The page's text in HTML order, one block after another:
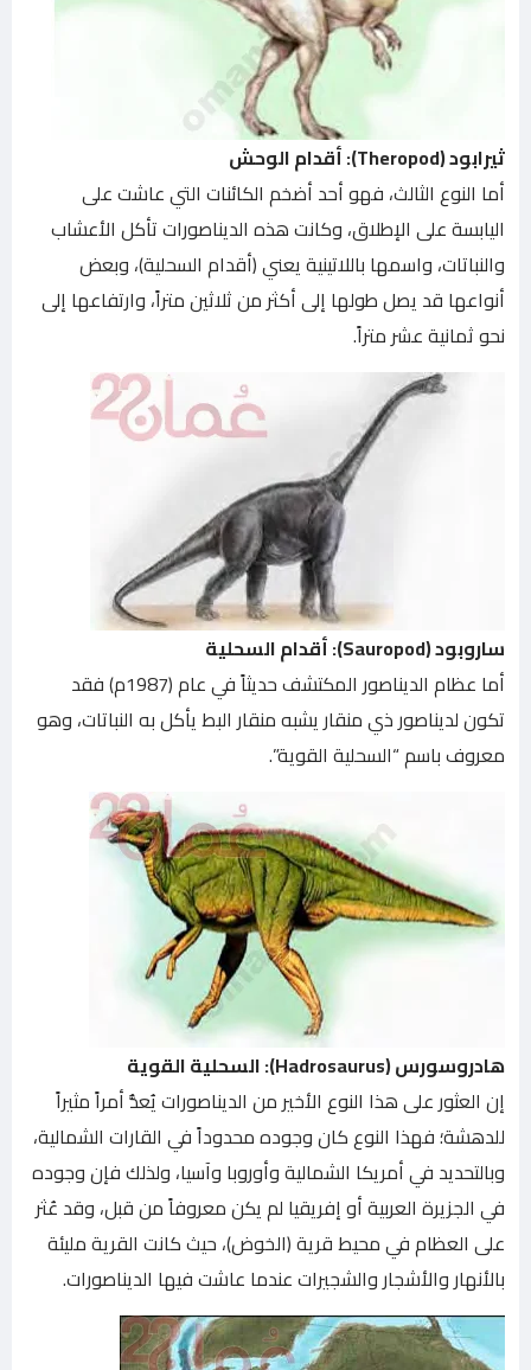
ثيرابود (Theropod): أقدام الوحش
أما النوع الثالث، فهو أحد أضخم الكائنات التي عاشت على
اليابسة على الإطلاق، وكانت هذه الديناصورات تأكل الأعشاب
والنباتات، واسمها باللاتينية يعني (أقدام السحلية)، وبعض
أنواعها قد يصل طولها إلى أكثر من ثلاثين متراً، وارتفاعها إلى
نحو ثمانية عشر متراً.
ساروبود (Sauropod): أقدام السحلية
أما عظام الديناصور المكتشف حديثاً في عام (1987م) فقد
تكون لديناصور ذي منقار يشبه منقار البط يأكل به النباتات، وهو
معروف باسم “السحلية القوية”.
هادروسورس (Hadrosaurus): السحلية القوية
إن العثور على هذا النوع الأخير من الديناصورات يُعدُّ أمراً مثيراً
للدهشة؛ فهذا النوع كان وجوده محدوداً في القارات الشمالية،
وبالتحديد في أمريكا الشمالية وأوروبا وآسيا، ولذلك فإن وجوده
في الجزيرة العربية أو إفريقيا لم يكن معروفاً من قبل، وقد عُثر
على العظام في محيط قرية (الخوض)، حيث كانت القرية مليئة
بالأنهار والأشجار والشجيرات عندما عاشت فيها الديناصورات.